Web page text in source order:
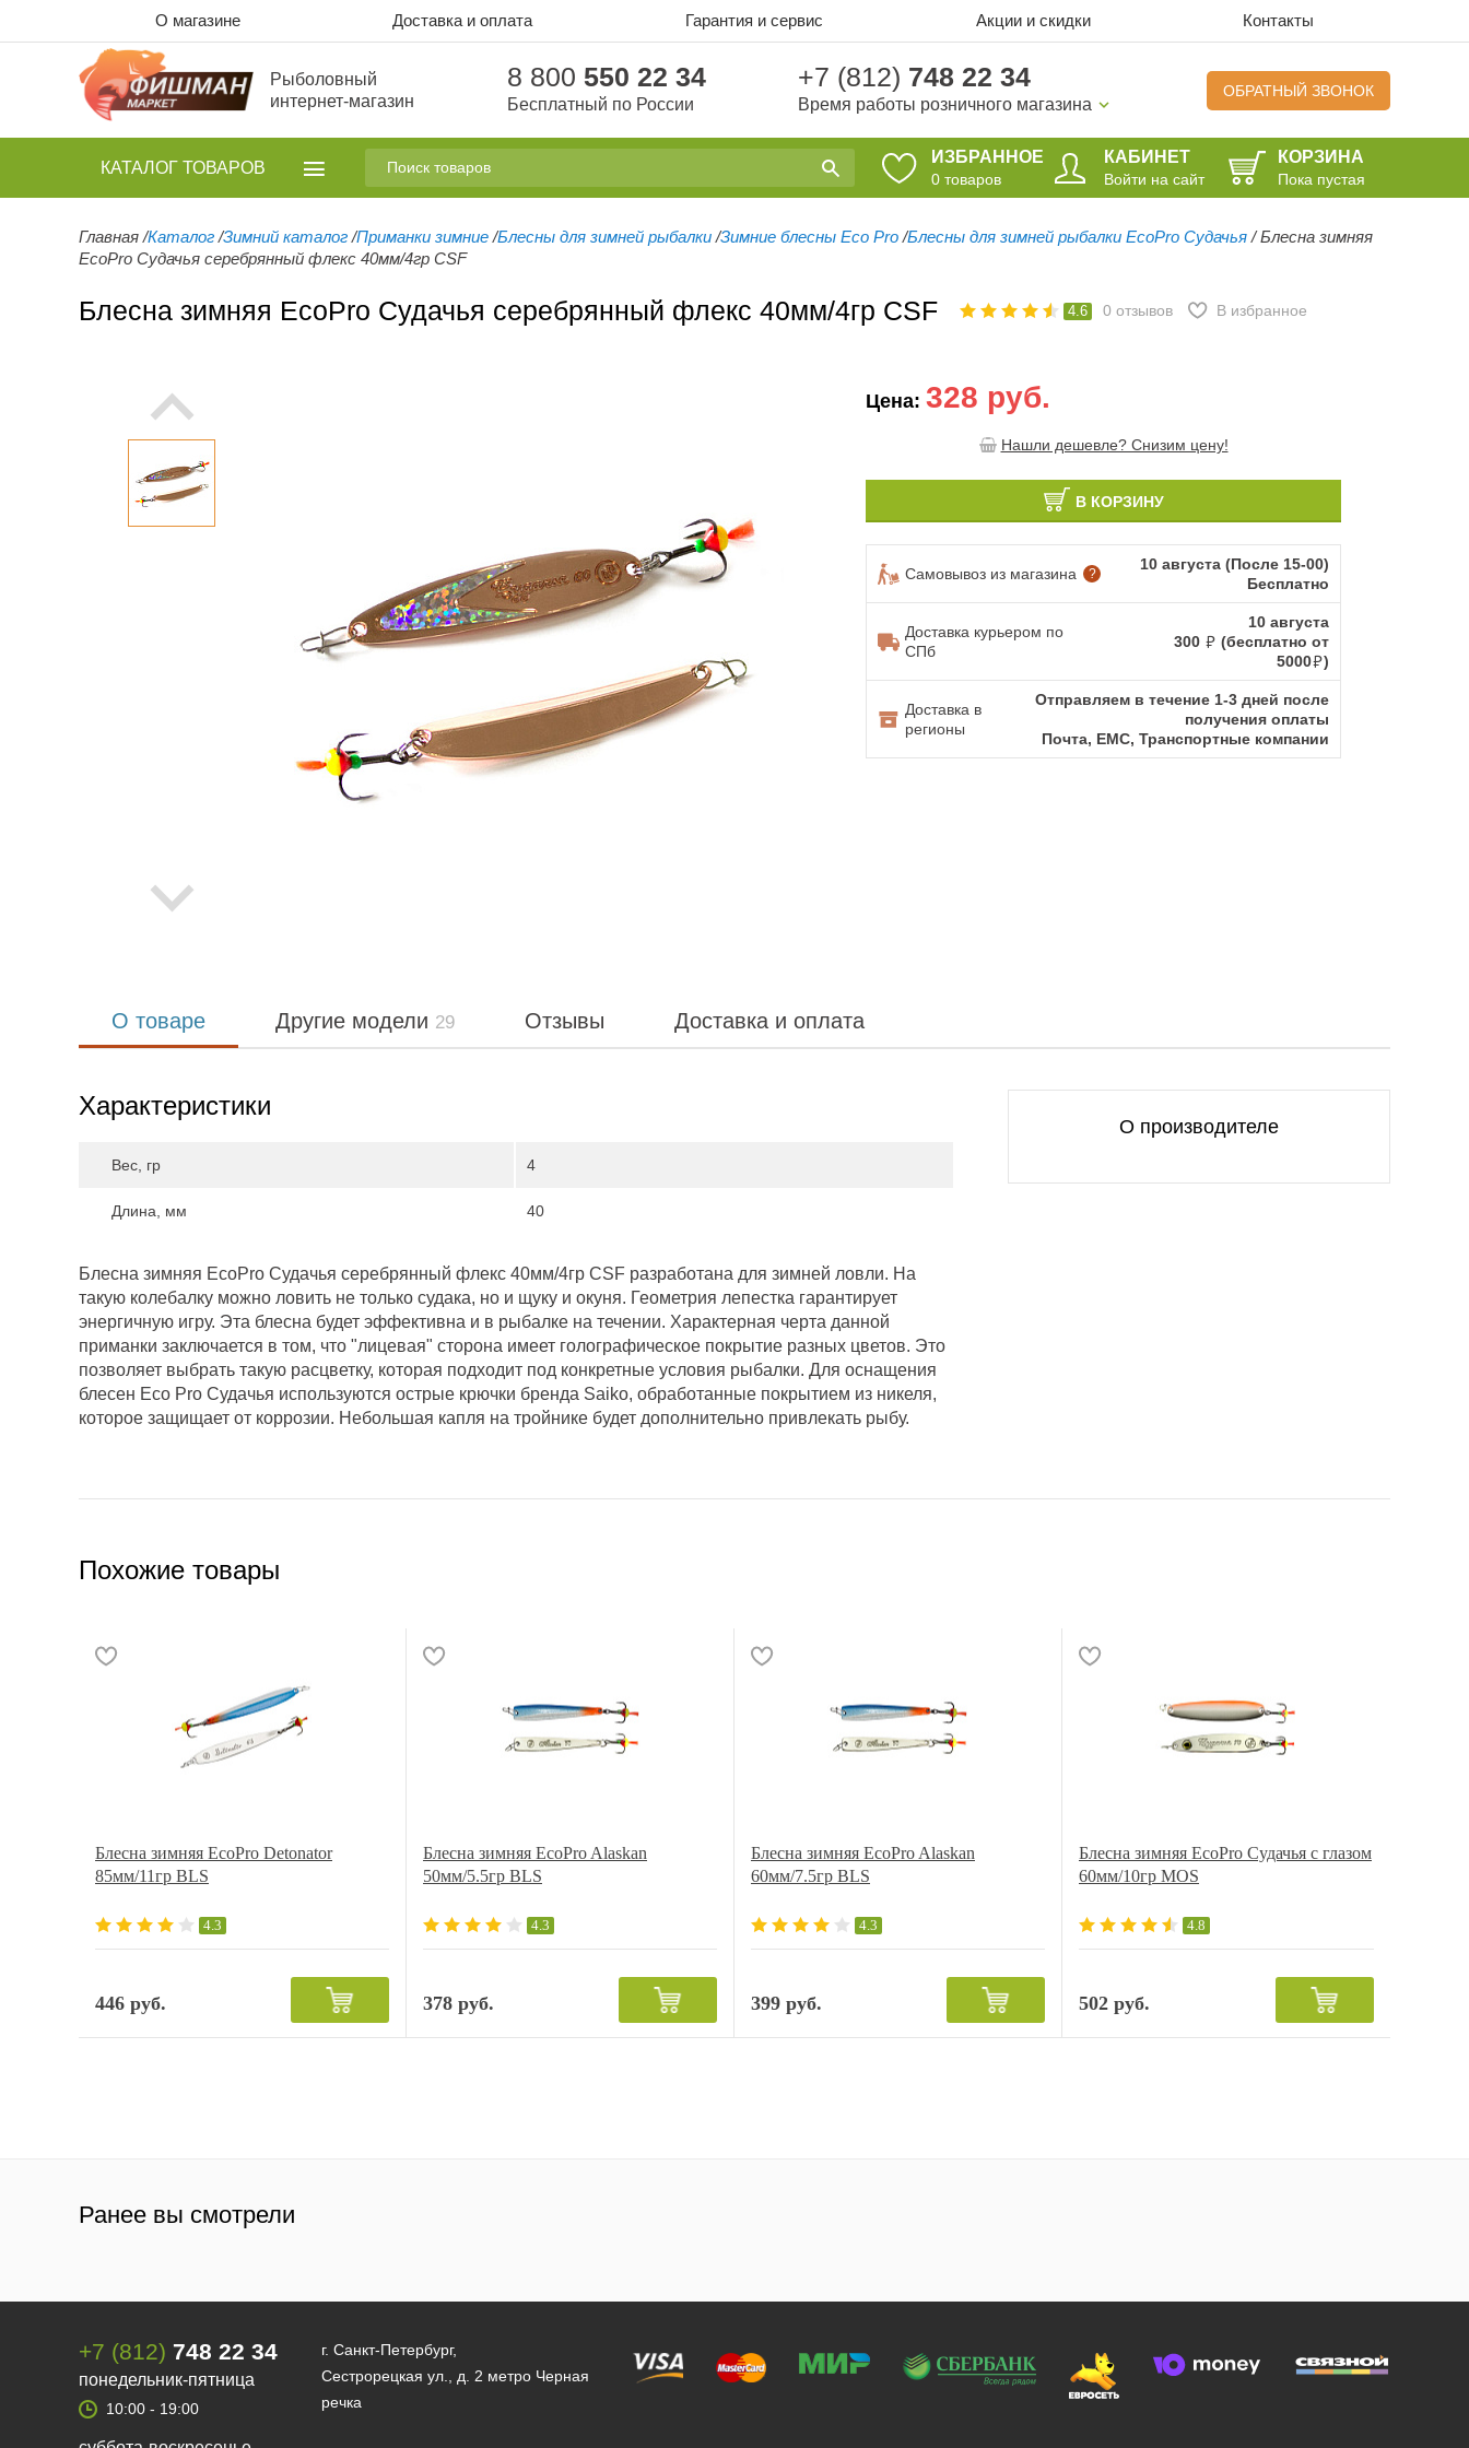
О магазине Доставка и оплата Гарантия и сервис Акции и скидки Контакты
Рыболовный
интернет-магазин
8 800 550 22 34
Бесплатный по России
+7 (812) 748 22 34
Время работы розничного магазина
ОБРАТНЫЙ ЗВОНОК
ИЗБРАННОЕ
0 товаров
КАБИНЕТ
Войти на сайт
КОРЗИНА
Пока пустая
КАТАЛОГ ТОВАРОВ
Главная /Каталог /Зимний каталог /Приманки зимние /Блесны для зимней рыбалки /Зимние блесны Eco Pro /Блесны для зимней рыбалки EcoPro Судачья /Блесна зимняя
EcoPro Судачья серебрянный флекс 40мм/4гр CSF
Блесна зимняя EcoPro Судачья серебрянный флекс 40мм/4гр CSF 4.6 0 отзывов В избранное
Цена: 328 руб.
Нашли дешевле? Снизим цену!
В КОРЗИНУ
Самовывоз из магазина ?
10 августа (После 15-00)
Бесплатно
Доставка курьером по
СПб
10 августа
300
(бесплатно от
5000
)
Доставка в
регионы
Отправляем в течение 1-3 дней после
получения оплаты
Почта, ЕМС, Транспортные компании
О товаре Другие модели 29 Отзывы Доставка и оплата
О производителе
Характеристики
Вес, гр 4
Длина, мм 40
Блесна зимняя EcoPro Судачья серебрянный флекс 40мм/4гр CSF разработана для зимней ловли. На
такую колебалку можно ловить не только судака, но и щуку и окуня. Геометрия лепестка гарантирует
энергичную игру. Эта блесна будет эффективна и в рыбалке на течении. Характерная черта данной
приманки заключается в том, что "лицевая" сторона имеет голографическое покрытие разных цветов. Это
позволяет выбрать такую расцветку, которая подходит под конкретные условия рыбалки. Для оснащения
блесен Eco Pro Судачья используются острые крючки бренда Saiko, обработанные покрытием из никеля,
которое защищает от коррозии. Небольшая капля на тройнике будет дополнительно привлекать рыбу.
Похожие товары
Блесна зимняя EcoPro Detonator
85мм/11гр BLS
4.3
446 руб.
Блесна зимняя EcoPro Alaskan
50мм/5.5гр BLS
4.3
378 руб.
Блесна зимняя EcoPro Alaskan
60мм/7.5гр BLS
4.3
399 руб.
Блесна зимняя EcoPro Судачья с глазом
60мм/10гр MOS
4.8
502 руб.
Ранее вы смотрели
+7 (812) 748 22 34
понедельник-пятница
10:00 - 19:00
г. Санкт-Петербург,
Сестрорецкая ул., д. 2 метро Черная
речка